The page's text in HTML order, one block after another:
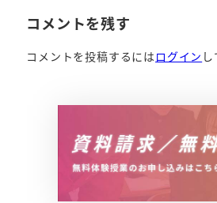
コメントを残す
コメントを投稿するには ログイン